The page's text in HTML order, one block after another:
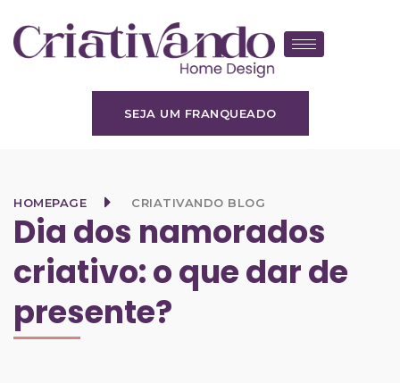
SEJA UM FRANQUEADO
HOMEPAGE CRIATIVANDO BLOG
Dia dos namorados
criativo: o que dar de
presente?